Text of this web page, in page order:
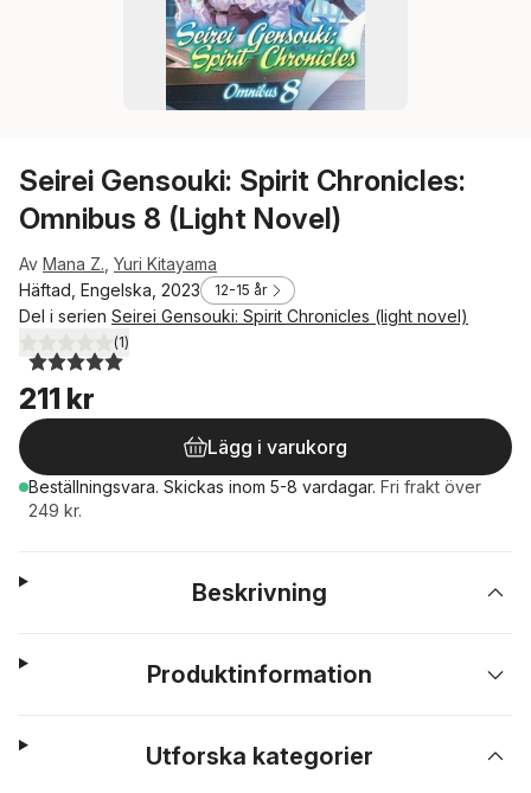
Seirei Gensouki: Spirit Chronicles:
Omnibus 8 (Light Novel)
Av Mana Z. Yuri Kitayama
Häftad, Engelska, 2023
12-15 år
Del i serien Seirei Gensouki: Spirit Chronicles (light novel)
5,0utav 5 stjärnor. Totalt antal röster:
(1)
211 kr
Lägg i varukorg
Beställningsvara. Skickas inom 5-8 vardagar. Fri frakt över
249 kr.
Beskrivning
Produktinformation
Utforska kategorier